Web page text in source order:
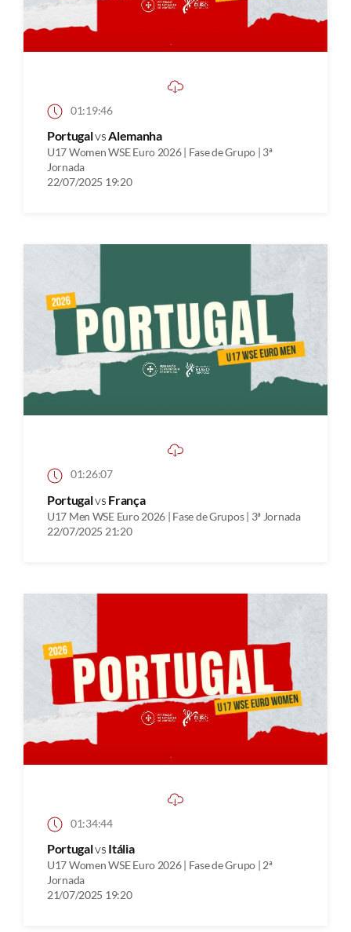
01:19:46
PortugalvsAlemanha
U17 Women WSE Euro 2026 | Fase de Grupo | 3ª
Jornada
22/07/2025 19:20
01:26:07
Portugalvs França
U17 Men WSE Euro 2026 | Fase de Grupos | 3ª Jornada
22/07/2025 21:20
01:34:44
Portugalvs Itália
U17 Women WSE Euro 2026 | Fase de Grupo | 2ª
Jornada
21/07/2025 19:20